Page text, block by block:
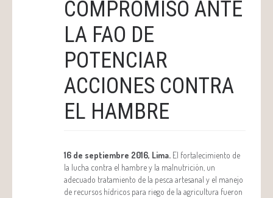
COMPROMISO ANTE
LA FAO DE
POTENCIAR
ACCIONES CONTRA
EL HAMBRE
16 de septiembre 2016, Lima. El fortalecimiento de
la lucha contra el hambre y la malnutrición, un
adecuado tratamiento de la pesca artesanal y el manejo
de recursos hídricos para riego de la agricultura fueron